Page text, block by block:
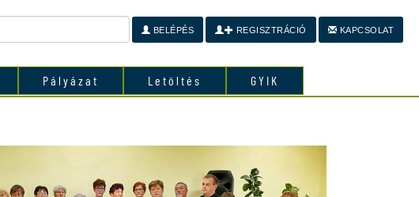
Pályázat Letöltés
GYIK
BELÉPÉS REGISZTRÁCIÓ KAPCSOLAT